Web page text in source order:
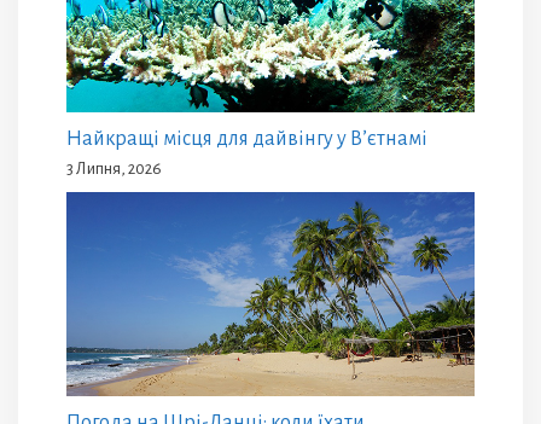
Найкращі місця для дайвінгу у В’єтнамі
3 Липня, 2026